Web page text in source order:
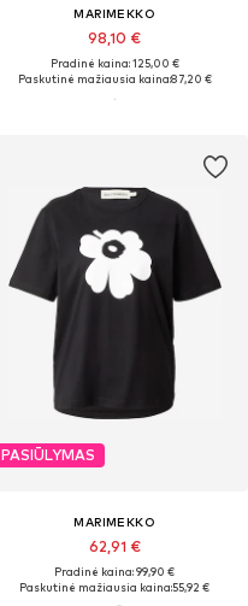
MARIMEKKO
98,10 €
Pradinė kaina: 125,00 €
Paskutinė mažiausia kaina:87,20 €
PASIŪLYMAS
MARIMEKKO
62,91 €
Pradinė kaina: 99,90 €
Paskutinė mažiausia kaina:55,92 €